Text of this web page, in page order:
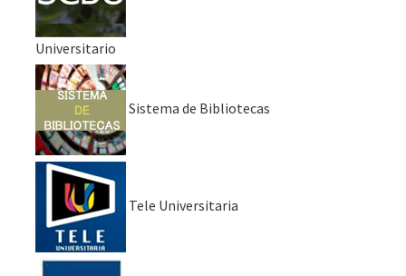
Universitario
Sistema de Bibliotecas
Tele Universitaria